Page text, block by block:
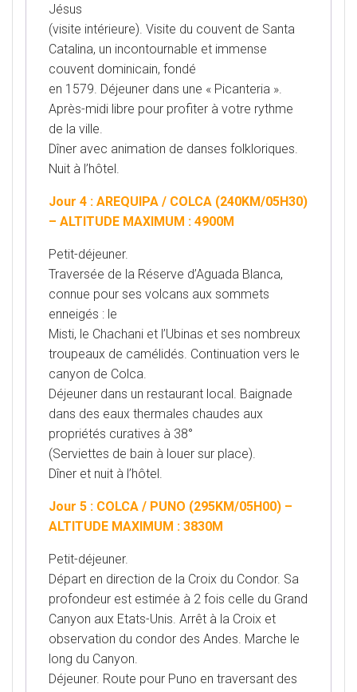
Jésus
(visite intérieure). Visite du couvent de Santa
Catalina, un incontournable et immense
couvent dominicain, fondé
en 1579. Déjeuner dans une « Picanteria ».
Après-midi libre pour profiter à votre rythme
de la ville.
Dîner avec animation de danses folkloriques.
Nuit à l’hôtel.
Jour 4 : AREQUIPA / COLCA (240KM/05H30)
– ALTITUDE MAXIMUM : 4900M
Petit-déjeuner.
Traversée de la Réserve d’Aguada Blanca,
connue pour ses volcans aux sommets
enneigés : le
Misti, le Chachani et l’Ubinas et ses nombreux
troupeaux de camélidés. Continuation vers le
canyon de Colca.
Déjeuner dans un restaurant local. Baignade
dans des eaux thermales chaudes aux
propriétés curatives à 38°
(Serviettes de bain à louer sur place).
Dîner et nuit à l’hôtel.
Jour 5 : COLCA / PUNO (295KM/05H00) –
ALTITUDE MAXIMUM : 3830M
Petit-déjeuner.
Départ en direction de la Croix du Condor. Sa
profondeur est estimée à 2 fois celle du Grand
Canyon aux Etats-Unis. Arrêt à la Croix et
observation du condor des Andes. Marche le
long du Canyon.
Déjeuner. Route pour Puno en traversant des